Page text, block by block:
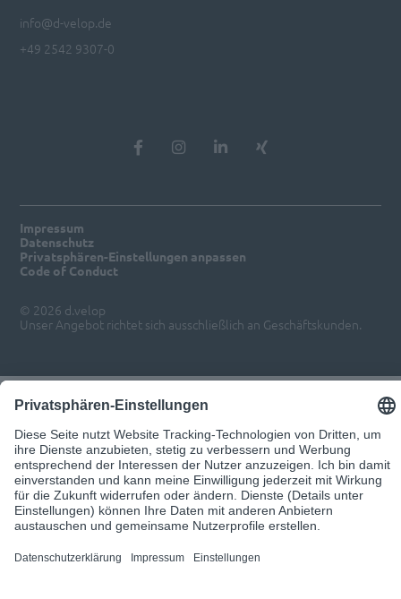
info@d-velop.de
+49 2542 9307-0
Impressum
Datenschutz
Privatsphären-Einstellungen anpassen
Code of Conduct
© 2026 d.velop
Unser Angebot richtet sich ausschließlich an Geschäftskunden.